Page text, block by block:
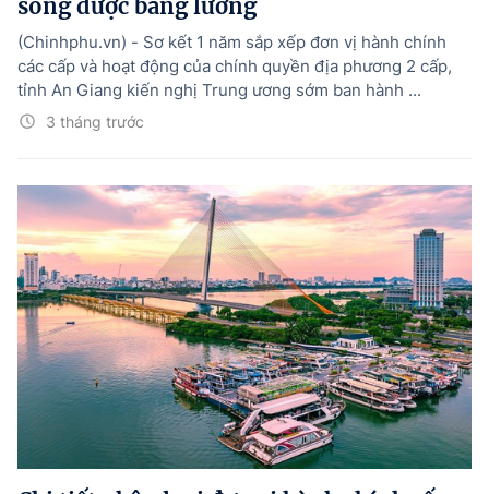
sống được bằng lương
3 tháng trước
(Chinhphu.vn) - Sơ kết 1 năm sắp xếp đơn vị hành chính
các cấp và hoạt động của chính quyền địa phương 2 cấp,
tỉnh An Giang kiến nghị Trung ương sớm ban hành ...